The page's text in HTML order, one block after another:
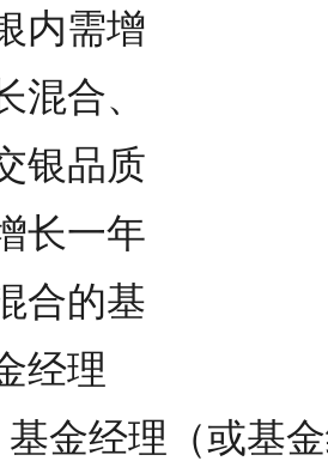
银内需增
长混合、
交银品质
增长一年
混合的基
金经理
金经理（或基